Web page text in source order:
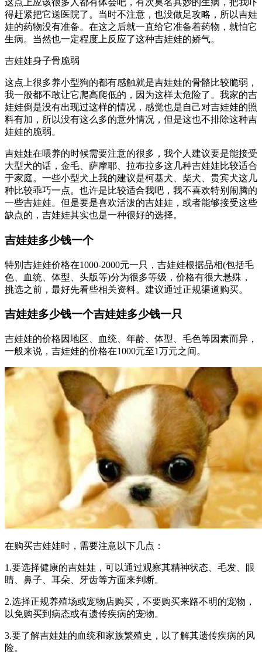
这点上应该很多人都有体会吧，有次莫名其妙的生病，把我吓
得赶紧把它送医院了。当时不注意，也没做足攻略，所以吉娃
娃的药物没有准备。在这之后就一直给它准备着药物，就怕它
生病。当然也一定程度上反应了这种吉娃娃的娇气。
吉娃娃身子骨脆弱
这点上很多养小型狗的都有感触就是吉娃娃的骨骼比较脆弱，
我一般都不敢让它爬高爬低的，因为这样太危险了。我家的吉
娃娃倒是没有出现过这样的情况，感觉也是自己对吉娃娃的照
料有加，所以没有这么多的意外情况，但是这也不排除这种吉
娃娃的脆弱。
吉娃娃在喂养的时候需要注意的很多，我个人建议要是能接受
大型犬的话，金毛、萨摩耶、拉布拉多这几种吉娃娃比较适合
于家庭。一些小型犬上我的建议是柯基犬、柴犬、贵宾犬这几
种比较乖巧一点。也许是比较适合我吧，我不喜欢特别闹腾的
一些吉娃娃。但是要是喜欢活泼的吉娃娃，或者能够接受这些
缺点的，吉娃娃其实也是一种很好的选择。
吉娃娃多少钱一个
特别吉娃娃价格在1000-2000元一只，吉娃娃根据品相(包括毛
色、血统、体型、头版等)分为很多等级，价格有很大悬殊，
挑选之前，最好先看些相关资料。建议通过正规渠道购买。
吉娃娃多少钱一个吉娃娃多少钱一只
吉娃娃的价格因地区、血统、年龄、体型、毛色等因素而异，
一般来说，吉娃娃的价格在1000元至1万元之间。
在购买吉娃娃时，需要注意以下几点：
1.要选择健康的吉娃娃，可以通过观察其精神状态、毛发、眼
睛、鼻子、耳朵、牙齿等方面来判断。
2.选择正规养殖场或宠物店购买，不要购买来路不明的宠物，
以免购买到病态或有遗传疾病的宠物。
3.要了解吉娃娃的血统和家族繁殖史，以了解其遗传疾病的风
险。